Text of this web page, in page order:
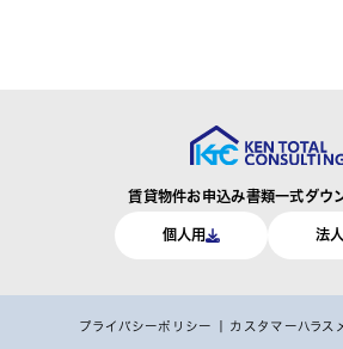
賃貸物件お申込み書類一式ダウ
個人用 法
プライバシーポリシー カスタマーハラス